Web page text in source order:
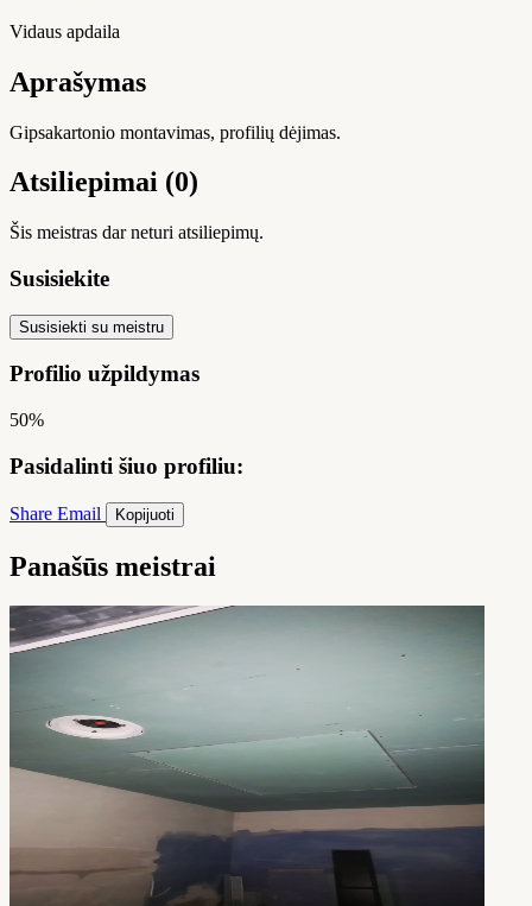
Vidaus apdaila
Aprašymas
Gipsakartonio montavimas, profilių dėjimas.
Atsiliepimai (0)
Šis meistras dar neturi atsiliepimų.
Susisiekite
Susisiekti su meistru
Profilio užpildymas
50%
Pasidalinti šiuo profiliu:
Share Email Kopijuoti
Panašūs meistrai